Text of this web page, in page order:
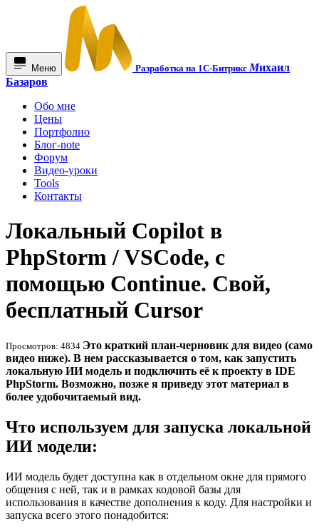
Меню Разработка на 1С-БитриксМихаил
Базаров
Обо мне
Цены
Портфолио
Блог-note
Форум
Видео-уроки
Tools
Контакты
Локальный Copilot в
PhpStorm / VSCode, с
помощью Continue. Свой,
бесплатный Cursor
Просмотров: 4834 Это краткий план-черновик для видео (само
видео ниже). В нем рассказывается о том, как запустить
локальную ИИ модель и подключить её к проекту в IDE
PhpStorm. Возможно, позже я приведу этот материал в
более удобочитаемый вид.
Что используем для запуска локальной
ИИ модели:
ИИ модель будет доступна как в отдельном окне для прямого
общения с ней, так и в рамках кодовой базы для
использования в качестве дополнения к коду. Для настройки и
запуска всего этого понадобится: